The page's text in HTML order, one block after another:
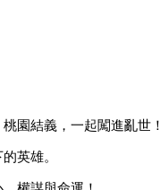
園結義，一起闖進亂世！
英雄。